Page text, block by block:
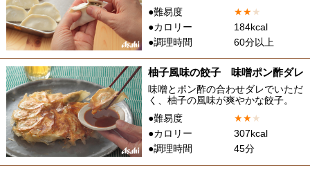
●難易度
★★★
●カロリー
184kcal
●調理時間
60分以上
柚子風味の餃子 味噌ポン酢ダレ
味噌とポン酢の合わせダレでいただ
く、柚子の風味が爽やかな餃子。
●難易度
★★★
●カロリー
307kcal
●調理時間
45分